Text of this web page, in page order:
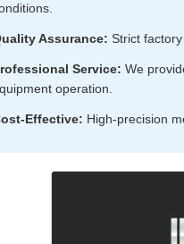
Assurance: Strict
Service: We
operation.
Effective: High-precision